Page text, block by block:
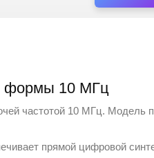
формы 10 МГц
частотой 10 МГц. Модель
прямой цифровой